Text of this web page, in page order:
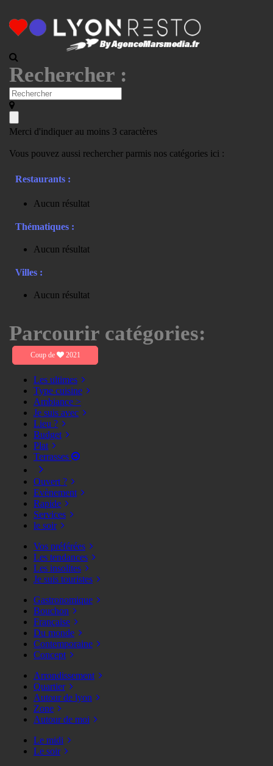
Rechercher :
Merci d'indiquer au moins 3 caractères
Vous pouvez aussi rechercher parmis nos catégories ici :
Restaurants :
Aucun résultat
Thématiques :
Aucun résultat
Villes :
Aucun résultat
Parcourir catégories:
Coup de 2021
Les ultimes
Type cuisine
Ambiance >
Je suis avec
Lieu ?
Budget
Plat
Terrasses
Ouvert ?
Evènement
Rapide
Services
le soir
Vos préférées
Les tendances
Les insolites
Je suis touristes
Gastronomique
Bouchon
Française
Du monde
Contemporaine
Concept
Arrondissement
Quartier
Autour de lyon
Zone
Autour de moi
Le midi
Le soir